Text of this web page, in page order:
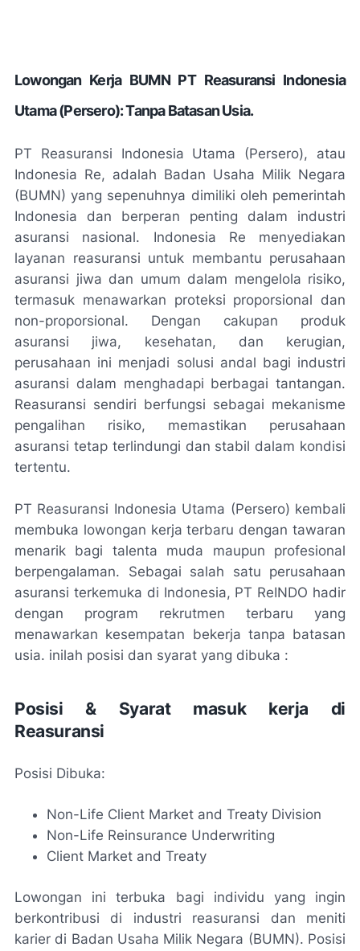
Lowongan Kerja BUMN PT Reasuransi Indonesia
Utama (Persero): Tanpa Batasan Usia.
PT Reasuransi Indonesia Utama (Persero), atau
Indonesia Re, adalah Badan Usaha Milik Negara
(BUMN) yang sepenuhnya dimiliki oleh pemerintah
Indonesia dan berperan penting dalam industri
asuransi nasional. Indonesia Re menyediakan
layanan reasuransi untuk membantu perusahaan
asuransi jiwa dan umum dalam mengelola risiko,
termasuk menawarkan proteksi proporsional dan
non-proporsional. Dengan cakupan produk
asuransi jiwa, kesehatan, dan kerugian,
perusahaan ini menjadi solusi andal bagi industri
asuransi dalam menghadapi berbagai tantangan.
Reasuransi sendiri berfungsi sebagai mekanisme
pengalihan risiko, memastikan perusahaan
asuransi tetap terlindungi dan stabil dalam kondisi
tertentu.
PT Reasuransi Indonesia Utama (Persero) kembali
membuka lowongan kerja terbaru dengan tawaran
menarik bagi talenta muda maupun profesional
berpengalaman. Sebagai salah satu perusahaan
asuransi terkemuka di Indonesia, PT ReINDO hadir
dengan program rekrutmen terbaru yang
menawarkan kesempatan bekerja tanpa batasan
usia. inilah posisi dan syarat yang dibuka :
Posisi & Syarat masuk kerja di
Reasuransi
Posisi Dibuka:
Non-Life Client Market and Treaty Division
Non-Life Reinsurance Underwriting
Client Market and Treaty
Lowongan ini terbuka bagi individu yang ingin
berkontribusi di industri reasuransi dan meniti
karier di Badan Usaha Milik Negara (BUMN). Posisi